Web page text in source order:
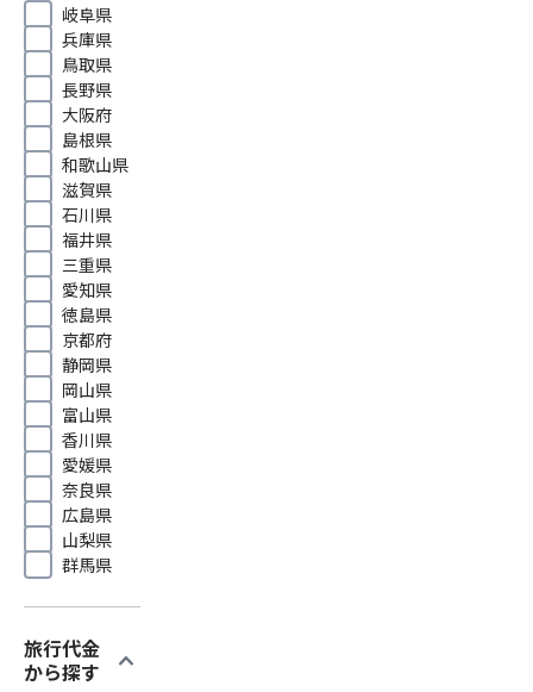
岐阜県
兵庫県
鳥取県
長野県
大阪府
島根県
和歌山県
滋賀県
石川県
福井県
三重県
愛知県
徳島県
京都府
静岡県
岡山県
富山県
香川県
愛媛県
奈良県
広島県
山梨県
群馬県
旅行代金
から探す
expand_more